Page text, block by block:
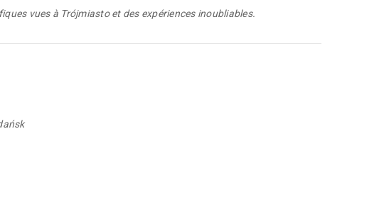
vues à Trójmiasto et des expériences inoubliables.